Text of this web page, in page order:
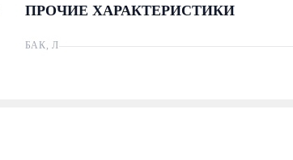
ПРОЧИЕ ХАРАКТЕРИСТИКИ
БАК, Л